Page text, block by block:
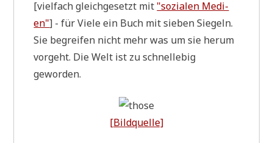
[viel­fach gleich­ge­setzt mit "sozia­len Medi­
en"] - für Vie­le ein Buch mit sie­ben Sie­geln.
Sie begrei­fen nicht mehr was um sie her­um
vor­geht. Die Welt ist zu schnellebig
geworden.
[Bild­quel­le]